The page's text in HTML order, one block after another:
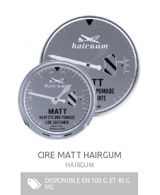
CIRE MATT HAIRGUM
HAIRGUM
DISPONIBLE EN 100 G ET 40 G
ML